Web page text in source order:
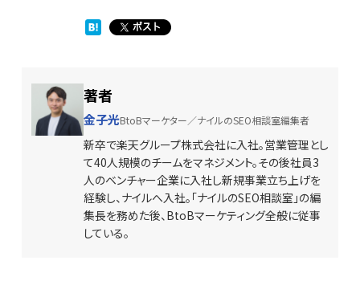
著者
金子光BtoBマーケター／ナイルのSEO相談室編集者
新卒で楽天グループ株式会社に入社。営業管理とし
て40人規模のチームをマネジメント。その後社員3
人のベンチャー企業に入社し新規事業立ち上げを
経験し、ナイルへ入社。「ナイルのSEO相談室」の編
集長を務めた後、BtoBマーケティング全般に従事
している。